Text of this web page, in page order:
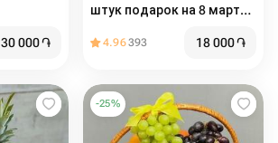
30 000֏
штук подарок на 8 марта
4.96393 18 000֏
-25%